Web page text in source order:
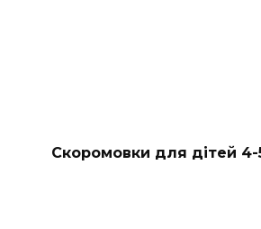
Скоромовки для дітей 4-